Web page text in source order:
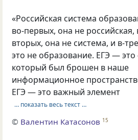
«Российская система
во-первых, она не российская,
вторых, она не система, и в-
это не образование. ЕГЭ — это
который был брошен в наше
информационное
ЕГЭ — это важный элемент
… показать весь текст …
© Валентин Катасонов 15